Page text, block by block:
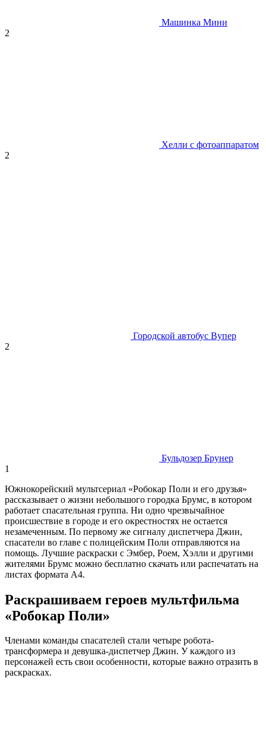
Машинка Мини
2
Хелли с фотоаппаратом
2
Городской автобус Вупер
2
Бульдозер Брунер
1
Южнокорейский мультсериал «Робокар Поли и его друзья»
рассказывает о жизни небольшого городка Брумс, в котором
работает спасательная группа. Ни одно чрезвычайное
происшествие в городе и его окрестностях не остается
незамеченным. По первому же сигналу диспетчера Джин,
спасатели во главе с полицейским Поли отправляются на
помощь. Лучшие раскраски с Эмбер, Роем, Хэлли и другими
жителями Брумс можно бесплатно скачать или распечатать на
листах формата А4.
Раскрашиваем героев мультфильма
«Робокар Поли»
Членами команды спасателей стали четыре робота-
трансформера и девушка-диспетчер Джин. У каждого из
персонажей есть свои особенности, которые важно отразить в
раскрасках.